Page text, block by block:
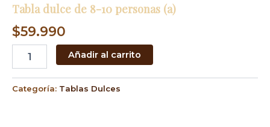
Tabla dulce de 8-10 personas (a)
$59.990
Añadir al carrito
Categoría: Tablas Dulces